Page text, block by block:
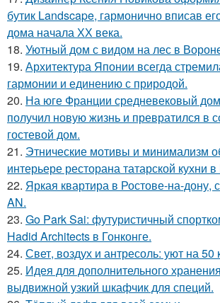
бутик Landscape, гармонично вписав
дома начала ХХ века.
18. Уютный дом с видом на лес в
19. Архитектура Японии всегда
гармонии и единению с природой.
20. На юге Франции средневековый
получил новую жизнь и превратился в
гостевой дом.
21. Этнические мотивы и минимализм
интерьере ресторана татарской кухни
22. Яркая квартира в Ростове-на-дону,
AN.
23. Go Park Sai: футуристичный
Hadid Architects в Гонконге.
24. Свет, воздух и антресоль: уют на 50
25. Идея для дополнительного
выдвижной узкий шкафчик для специй.